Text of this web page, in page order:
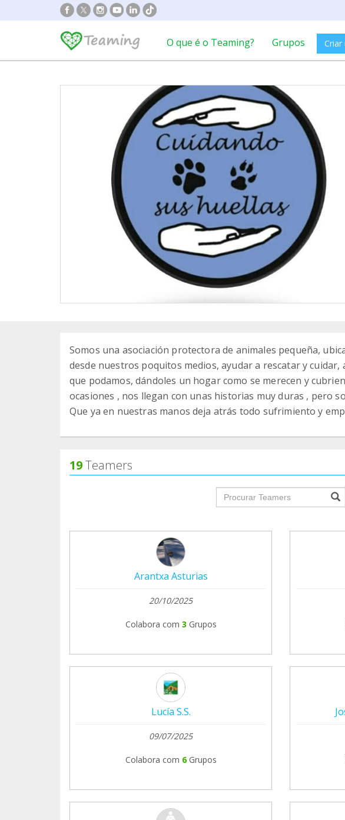
O que é o Teaming? Grupos Criar
Somos una asociación protectora de animales pequeña,
desde nuestros poquitos medios, ayudar a rescatar y
que podamos, dándoles un hogar como se merecen y
ocasiones , nos llegan con unas historias muy duras , pero
Que ya en nuestras manos deja atrás todo sufrimiento y
19Teamers
Arantxa Asturias
20/10/2025
Colabora com 3 Grupos
Lucía S.S.
09/07/2025
Colabora com 6 Grupos